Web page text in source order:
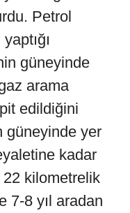
Petrol
güneyinde
arama
edildiğini
güneyinde yer
kadar
22 kilometrelik
7-8 yıl aradan